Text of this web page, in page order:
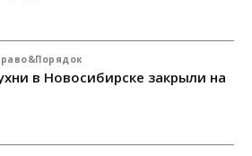
в Новосибирске закрыли на